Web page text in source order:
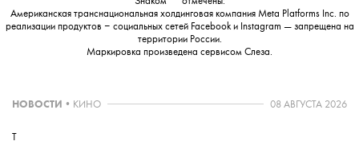
Американская транснациональная холдинговая компания Meta Platforms Inc. по
реализации продуктов ‒ социальных сетей Facebook и Instagram — запрещена на
территории России.
Маркировка произведена сервисом Слеза.
НОВОСТИ • КИНО 08 АВГУСТА 2026
T